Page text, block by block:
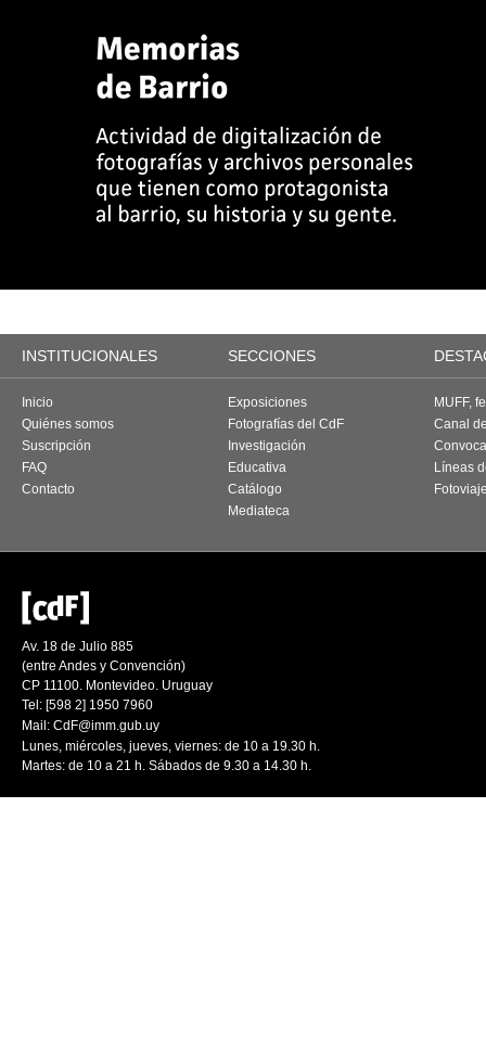
INSTITUCIONALES SECCIONES
Inicio
Quiénes somos
Suscripción
FAQ
Contacto
Exposiciones
Fotografías del CdF
Investigación
Educativa
Catálogo
Mediateca
MUFF,
Canal
Líneas
Av. 18 de Julio 885
(entre Andes y Convención)
CP 11100. Montevideo. Uruguay
Tel: [598 2] 1950 7960
Mail: CdF@imm.gub.uy
Lunes, miércoles, jueves, viernes: de 10 a 19.30 h.
Martes: de 10 a 21 h. Sábados de 9.30 a 14.30 h.